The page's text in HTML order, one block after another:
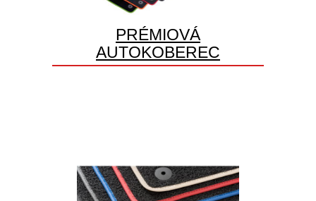
PRÉMIOVÁ
AUTOKOBEREC